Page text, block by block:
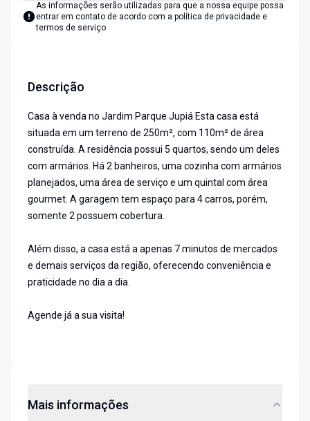
As informações serão utilizadas para que a nossa equipe possa
entrar em contato de acordo com a política de privacidade e
termos de serviço
Descrição
Casa à venda no Jardim Parque Jupiá Esta casa está
situada em um terreno de 250m², com 110m² de área
construída. A residência possui 5 quartos, sendo um deles
com armários. Há 2 banheiros, uma cozinha com armários
planejados, uma área de serviço e um quintal com área
gourmet. A garagem tem espaço para 4 carros, porém,
somente 2 possuem cobertura.
Além disso, a casa está a apenas 7 minutos de mercados
e demais serviços da região, oferecendo conveniência e
praticidade no dia a dia.
Agende já a sua visita!
Mais informações